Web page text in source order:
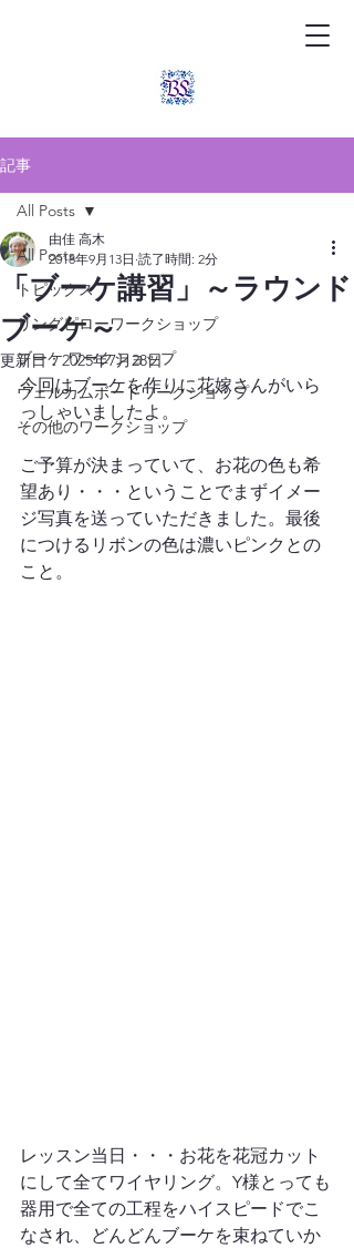
記事
All Posts
トピックス
リングピローワークショップ
ブーケ ワークショップ
ウェルカムボードワークショップ
その他のワークショップ
All Posts
「ブーケ講習」～ラウンド
ブーケ～
由佳 高木
2018年9月13日 読了時間: 2分
更新日：2025年7月28日
今回はブーケを作りに花嫁さんがいら
っしゃいましたよ。
ご予算が決まっていて、お花の色も希
望あり・・・ということでまずイメー
ジ写真を送っていただきました。最後
につけるリボンの色は濃いピンクとの
こと。
レッスン当日・・・お花を花冠カット
にして全てワイヤリング。Y様とっても
器用で全ての工程をハイスピードでこ
なされ、どんどんブーケを束ねていか